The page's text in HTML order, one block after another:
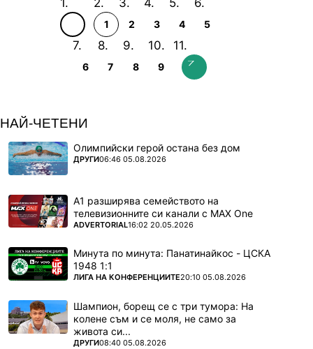
1 2 3 4 5
6 7 8 9
НАЙ-ЧЕТЕНИ
Олимпийски герой остана без дом
ПОВЕЧЕ ОТ
ДРУГИ06:46 05.08.2026
А1 разширява семейството на
телевизионните си канали с MAX One
ПОВЕЧЕ ОТ
ADVERTORIAL16:02 20.05.2026
Минута по минута: Панатинайкос - ЦСКА
1948 1:1
ПОВЕЧЕ ОТ
ЛИГА НА КОНФЕРЕНЦИИТЕ20:10 05.08.2026
Шампион, борещ се с три тумора: На
колене съм и се моля, не само за
живота си...
ПОВЕЧЕ ОТ
ДРУГИ08:40 05.08.2026